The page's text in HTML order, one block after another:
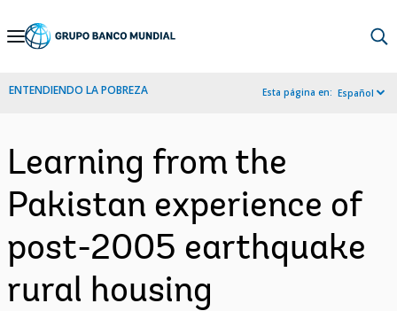
Skip
Navigation
ENTENDIENDO LA POBREZA Esta página en: Español
Learning from the
Pakistan experience of
post-2005 earthquake
rural housing